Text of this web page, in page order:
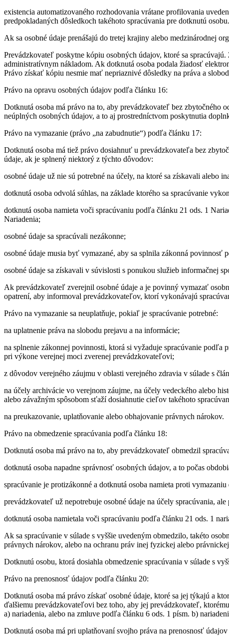
existencia automatizovaného rozhodovania vrátane profilovania
predpokladaných dôsledkoch takéhoto spracúvania pre dotknutú osobu.
Ak sa osobné údaje prenášajú do tretej krajiny alebo medzinárodnej
Prevádzkovateľ poskytne kópiu osobných údajov, ktoré sa
administratívnym nákladom. Ak dotknutá osoba podala žiadosť
Právo získať kópiu nesmie mať nepriaznivé dôsledky na práva a
Právo na opravu osobných údajov podľa článku 16:
Dotknutá osoba má právo na to, aby prevádzkovateľ bez zbytočného
neúplných osobných údajov, a to aj prostredníctvom poskytnutia
Právo na vymazanie (právo „na zabudnutie“) podľa článku 17:
Dotknutá osoba má tiež právo dosiahnuť u prevádzkovateľa bez
údaje, ak je splnený niektorý z týchto dôvodov:
osobné údaje už nie sú potrebné na účely, na ktoré sa získavali alebo
dotknutá osoba odvolá súhlas, na základe ktorého sa spracúvanie
dotknutá osoba namieta voči spracúvaniu podľa článku 21 ods. 1
Nariadenia;
osobné údaje sa spracúvali nezákonne;
osobné údaje musia byť vymazané, aby sa splnila zákonná
osobné údaje sa získavali v súvislosti s ponukou služieb informačnej
Ak prevádzkovateľ zverejnil osobné údaje a je povinný vymazať
opatrení, aby informoval prevádzkovateľov, ktorí vykonávajú
Právo na vymazanie sa neuplatňuje, pokiaľ je spracúvanie potrebné:
na uplatnenie práva na slobodu prejavu a na informácie;
na splnenie zákonnej povinnosti, ktorá si vyžaduje spracúvanie podľa
pri výkone verejnej moci zverenej prevádzkovateľovi;
z dôvodov verejného záujmu v oblasti verejného zdravia v súlade s
na účely archivácie vo verejnom záujme, na účely vedeckého alebo
alebo závažným spôsobom sťaží dosiahnutie cieľov takéhoto
na preukazovanie, uplatňovanie alebo obhajovanie právnych nárokov.
Právo na obmedzenie spracúvania podľa článku 18:
Dotknutá osoba má právo na to, aby prevádzkovateľ obmedzil
dotknutá osoba napadne správnosť osobných údajov, a to počas
spracúvanie je protizákonné a dotknutá osoba namieta proti
prevádzkovateľ už nepotrebuje osobné údaje na účely spracúvania,
dotknutá osoba namietala voči spracúvaniu podľa článku 21 ods. 1
Ak sa spracúvanie v súlade s vyššie uvedeným obmedzilo, takéto
právnych nárokov, alebo na ochranu práv inej fyzickej alebo
Dotknutú osobu, ktorá dosiahla obmedzenie spracúvania v súlade s
Právo na prenosnosť údajov podľa článku 20:
Dotknutá osoba má právo získať osobné údaje, ktoré sa jej týkajú a
ďalšiemu prevádzkovateľovi bez toho, aby jej prevádzkovateľ,
a) nariadenia, alebo na zmluve podľa článku 6 ods. 1 písm. b)
Dotknutá osoba má pri uplatňovaní svojho práva na prenosnosť